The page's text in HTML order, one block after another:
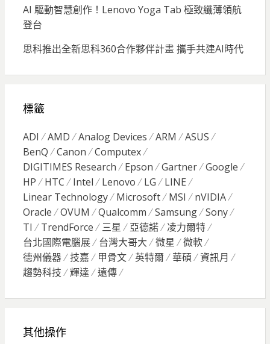
AI 驅動智慧創作！Lenovo Yoga Tab 極致纖薄領航
登台
思科推出全新思科360合作夥伴計畫 攜手共建AI時代
標籤
ADI AMD Analog Devices ARM
ASUS
BenQ
Canon
Computex
DIGITIMES Research
Epson Gartner
Google
HP
HTC Intel Lenovo LG
LINE
Linear Technology
Microsoft MSI
nVIDIA
Oracle
OVUM Qualcomm Samsung
Sony
TI
TrendForce 三星 亞德諾
凌力爾特
台北國際電腦展
台灣大哥大 微星
微軟
德州儀器
技嘉 甲骨文 英特爾 華碩
資訊月
趨勢科技
輝達 遠傳
其他操作